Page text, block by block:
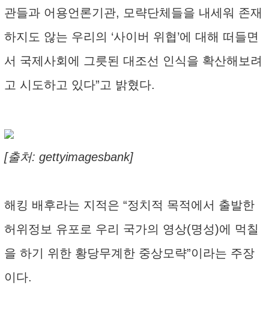
관들과 어용언론기관, 모략단체들을 내세워 존재
하지도 않는 우리의 ‘사이버 위협’에 대해 떠들면
서 국제사회에 그릇된 대조선 인식을 확산해보려
고 시도하고 있다”고 밝혔다.
[출처: gettyimagesbank]
해킹 배후라는 지적은 “정치적 목적에서 출발한
허위정보 유포로 우리 국가의 영상(명성)에 먹칠
을 하기 위한 황당무계한 중상모략”이라는 주장
이다.